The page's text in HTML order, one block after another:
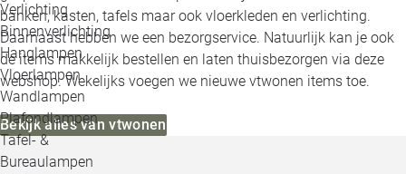
Verlichting
Binnenverlichting
Hanglampen
Vloerlampen
Wandlampen
Plafondlampen
Tafel- &
Bureaulampen
banken, kasten, tafels maar ook vloerkleden en verlichting.
Daarnaast hebben we een bezorgservice. Natuurlijk kan je ook
de items makkelijk bestellen en laten thuisbezorgen via deze
webshop. Wekelijks voegen we nieuwe vtwonen items toe.
Bekijk alles van vtwonen